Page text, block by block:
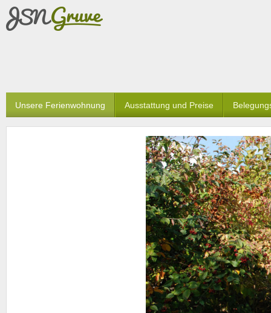
Unsere Ferienwohnung Ausstattung und Preise